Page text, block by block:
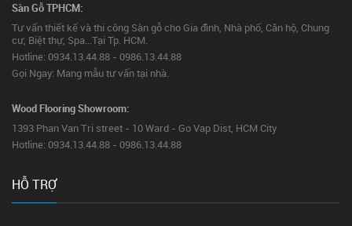
Sàn Gỗ TPHCM:
Tư vấn thiết kế và thi công Sàn gỗ cho Gia đình, Nhà phố, Căn hộ, Chung
cư, Biệt thự, Spa...Tại Tp. HCM.
Hotline: 0934.13.44.88 - 0986.13.44.88
Gọi Ngay: Mang mẫu tư vấn tại nhà.
Wood Flooring Showroom:
1393 Phan Van Tri street - 10 Ward - Go Vap Dist, HCM City
Hotline: 0934.13.44.88 - 0986.13.44.88
HỖ TRỢ